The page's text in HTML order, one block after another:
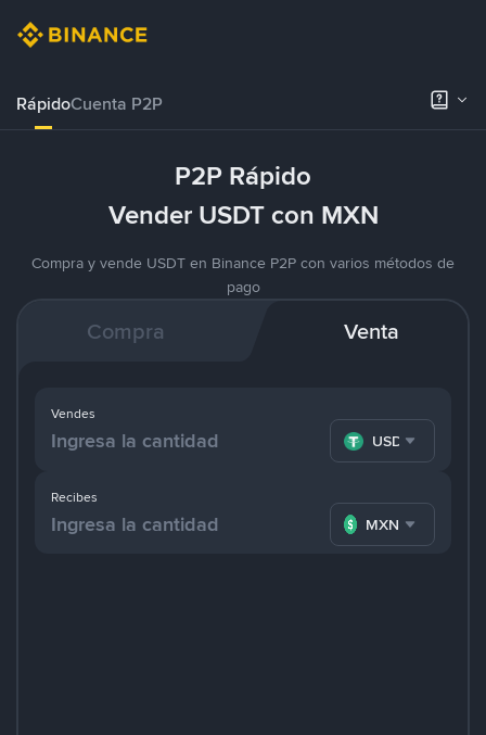
RápidoCuenta P2P
P2P Rápido
Vender USDT con MXN
Compra y vende USDT en Binance P2P con varios métodos de
pago
Compra Venta
Recibes
MXN
Vendes
USDT